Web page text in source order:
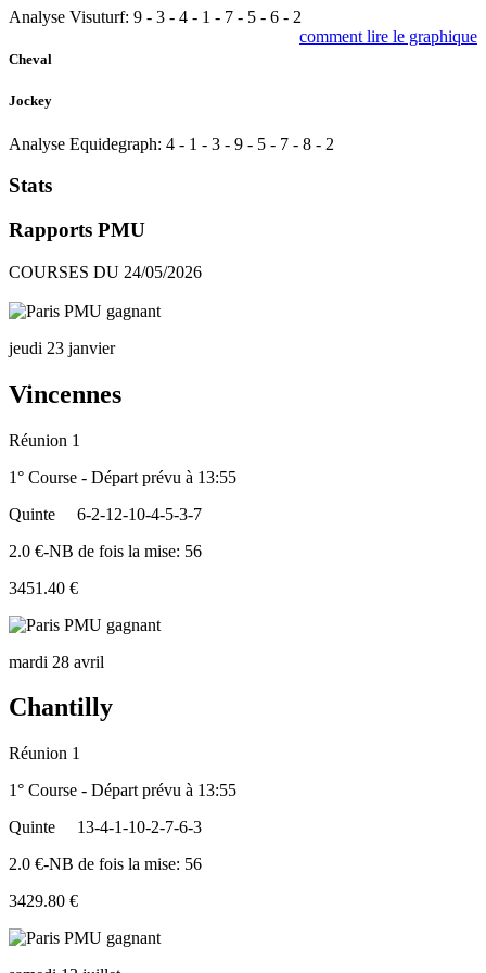
Analyse Visuturf: 9 - 3 - 4 - 1 - 7 - 5 - 6 - 2
comment lire le graphique
Cheval
Jockey
Analyse Equidegraph: 4 - 1 - 3 - 9 - 5 - 7 - 8 - 2
Stats
Rapports PMU
COURSES DU 24/05/2026
jeudi 23 janvier
Vincennes
Réunion 1
1° Course - Départ prévu à 13:55
Quinte
6-2-12-10-4-5-3-7
2.0 €-NB de fois la mise: 56
3451.40 €
mardi 28 avril
Chantilly
Réunion 1
1° Course - Départ prévu à 13:55
Quinte
13-4-1-10-2-7-6-3
2.0 €-NB de fois la mise: 56
3429.80 €